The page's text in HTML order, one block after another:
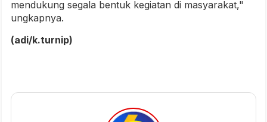
mendukung segala bentuk kegiatan di masyarakat,"
ungkapnya.
(adi/k.turnip)